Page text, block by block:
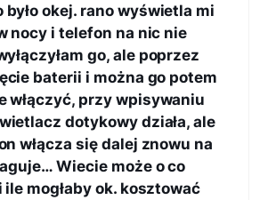
okej. rano wyświetla mi
nocy i telefon na nic nie
go, ale poprzez
baterii i można go potem
włączyć, przy wpisywaniu
dotykowy działa, ale
włącza się dalej znowu na
Wiecie może o co
ile mogłaby ok. kosztować